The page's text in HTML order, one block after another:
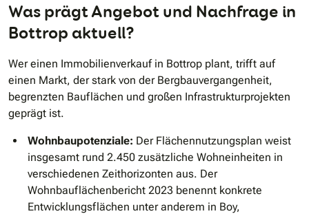
Was prägt Angebot und Nachfrage in
Bottrop aktuell?
Wer einen Immobilienverkauf in Bottrop plant, trifft auf
einen Markt, der stark von der Bergbauvergangenheit,
begrenzten Bauflächen und großen Infrastrukturprojekten
geprägt ist.
Wohnbaupotenziale: Der Flächennutzungsplan weist
insgesamt rund 2.450 zusätzliche Wohneinheiten in
verschiedenen Zeithorizonten aus. Der
Wohnbauflächenbericht 2023 benennt konkrete
Entwicklungsflächen unter anderem in Boy,